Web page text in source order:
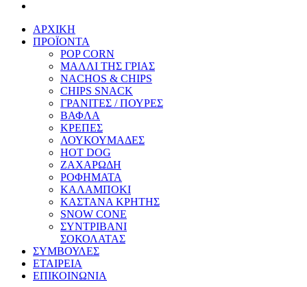
ΑΡΧΙΚΗ
ΠΡΟΪΟΝΤΑ
POP CORN
ΜΑΛΛΙ ΤΗΣ ΓΡΙΑΣ
NACHOS & CHIPS
CHIPS SNACK
ΓΡΑΝΙΤΕΣ / ΠΟΥΡΕΣ
ΒΑΦΛΑ
ΚΡΕΠΕΣ
ΛΟΥΚΟΥΜΑΔΕΣ
HOT DOG
ΖΑΧΑΡΩΔΗ
ΡΟΦΗΜΑΤΑ
ΚΑΛΑΜΠΟΚΙ
ΚΑΣΤΑΝΑ ΚΡΗΤΗΣ
SNOW CONE
ΣΥΝΤΡΙΒΑΝΙ
ΣΟΚΟΛΑΤΑΣ
ΣΥΜΒΟΥΛΕΣ
ΕΤΑΙΡΕΙΑ
ΕΠΙΚΟΙΝΩΝΙΑ